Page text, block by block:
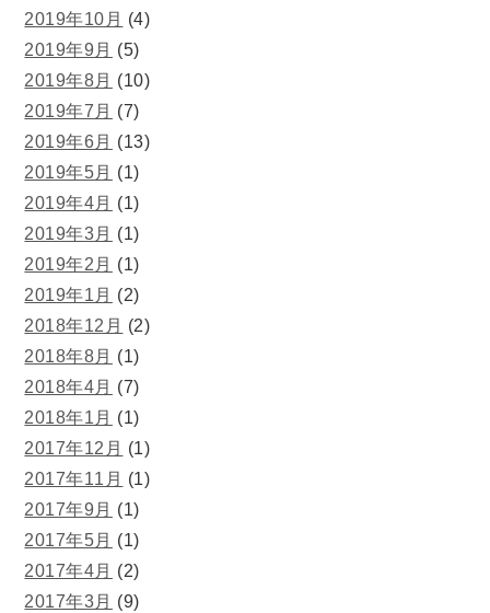
2019年10月 (4)
2019年9月 (5)
2019年8月 (10)
2019年7月 (7)
2019年6月 (13)
2019年5月 (1)
2019年4月 (1)
2019年3月 (1)
2019年2月 (1)
2019年1月 (2)
2018年12月 (2)
2018年8月 (1)
2018年4月 (7)
2018年1月 (1)
2017年12月 (1)
2017年11月 (1)
2017年9月 (1)
2017年5月 (1)
2017年4月 (2)
2017年3月 (9)